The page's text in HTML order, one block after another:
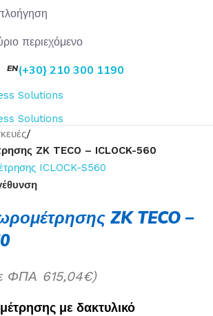
περιεχόμενο
EN(+30} 210 300 1190
/
ZK TECO – ICLOCK-560
ZK TECO –
ΦΠΑ 615,04€)
με δακτυλικό